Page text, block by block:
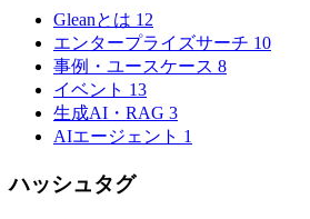
Gleanとは 12
エンタープライズサーチ 10
事例・ユースケース 8
イベント 13
生成AI・RAG 3
AIエージェント 1
ハッシュタグ